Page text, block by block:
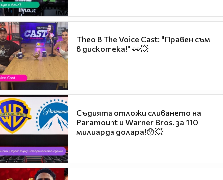
Theo в The Voice Cast: "Правен съм
в дискотека!" 👀💥
Съдията отложи сливането на
Paramount и Warner Bros. за 110
милиарда долара!😯💥